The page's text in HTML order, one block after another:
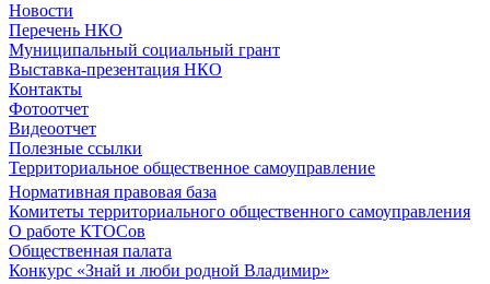
Новости
Перечень НКО
Муниципальный социальный грант
Выставка-презентация НКО
Контакты
Фотоотчет
Видеоотчет
Полезные ссылки
Территориальное общественное самоуправление
Нормативная правовая база
Комитеты территориального общественного самоуправления
О работе КТОСов
Общественная палата
Конкурс «Знай и люби родной Владимир»